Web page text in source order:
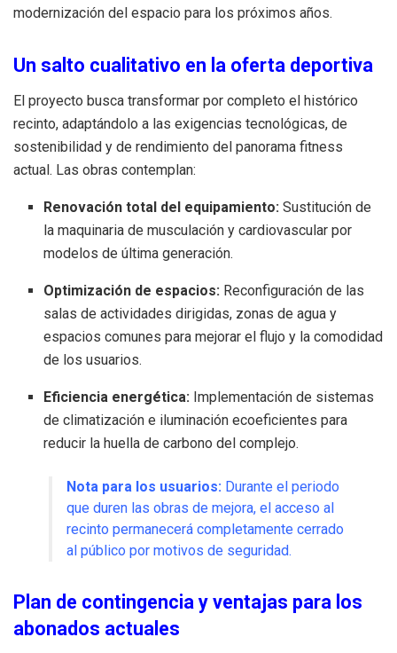
modernización del espacio para los próximos años.
Un salto cualitativo en la oferta deportiva
El proyecto busca transformar por completo el histórico
recinto, adaptándolo a las exigencias tecnológicas, de
sostenibilidad y de rendimiento del panorama fitness
actual. Las obras contemplan:
Renovación total del equipamiento: Sustitución de
la maquinaria de musculación y cardiovascular por
modelos de última generación.
Optimización de espacios: Reconfiguración de las
salas de actividades dirigidas, zonas de agua y
espacios comunes para mejorar el flujo y la comodidad
de los usuarios.
Eficiencia energética: Implementación de sistemas
de climatización e iluminación ecoeficientes para
reducir la huella de carbono del complejo.
Nota para los usuarios: Durante el periodo
que duren las obras de mejora, el acceso al
recinto permanecerá completamente cerrado
al público por motivos de seguridad.
Plan de contingencia y ventajas para los
abonados actuales